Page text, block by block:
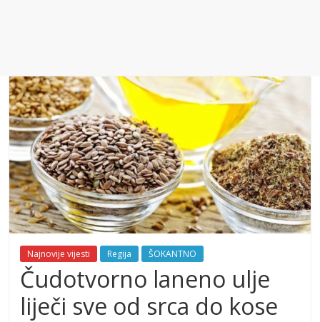
Najnovije vijesti Regija ŠOKANTNO
Čudotvorno laneno ulje
liječi sve od srca do kose